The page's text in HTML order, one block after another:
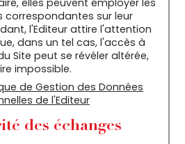
elles peuvent employer les
correspondantes sur leur
l'Editeur attire l'attention
dans un tel cas, l'accès à
Site peut se révéler altérée,
impossible.
de Gestion des Données
de l'Editeur
des échanges